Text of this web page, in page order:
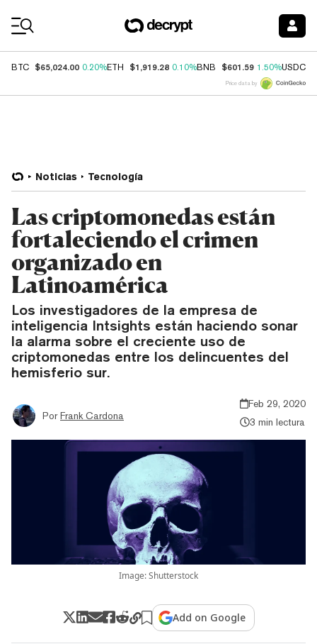
BTC $65,024.00 0.20%ETH $1,919.28 0.10%BNB $601.59 1.50%USDC
Price data by
Noticias Tecnología
Las criptomonedas están
fortaleciendo el crimen
organizado en
Latinoamérica
Los investigadores de la empresa de
inteligencia Intsights están haciendo sonar
la alarma sobre el creciente uso de
criptomonedas entre los delincuentes del
hemisferio sur.
Por Frank Cardona
Feb 29, 2020
3 min lectura
Image: Shutterstock
Add on Google